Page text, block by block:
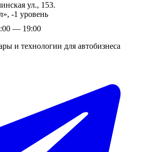
ул., 153.
-1 уровень
— 19:00
и технологии для автобизнеса